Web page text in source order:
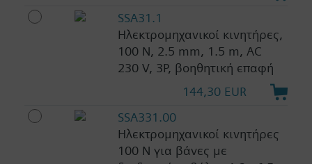
SSA31.1
Ηλεκτρομηχανικοί κινητήρες,
100 N, 2.5 mm, 1.5 m, AC
230 V, 3P, βοηθητική επαφή
144,30 EUR
SSA331.00
Ηλεκτρομηχανικοί κινητήρες
100 N για βάνες με